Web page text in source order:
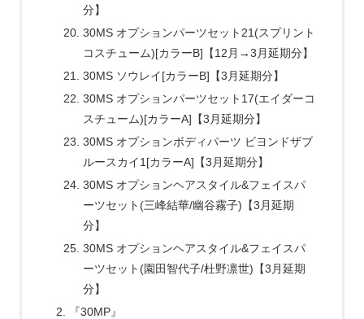
分】
30MS オプションパーツセット21(スプリント
コスチューム)[カラーB]【12月→3月延期分】
30MS ソウレイ[カラーB]【3月延期分】
30MS オプションパーツセット17(エイダーコ
スチューム)[カラーA]【3月延期分】
30MS オプションボディパーツ ビヨンドザブ
ルースカイ1[カラーA]【3月延期分】
30MS オプションヘアスタイル&フェイスパ
ーツセット(三峰結華/幽谷霧子)【3月延期
分】
30MS オプションヘアスタイル&フェイスパ
ーツセット(園田智代子/杜野凛世)【3月延期
分】
『30MP』